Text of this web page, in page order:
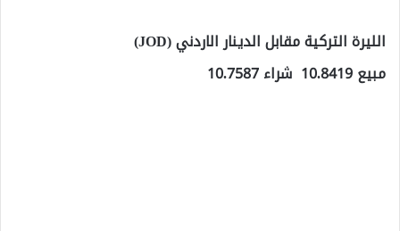
الليرة التركية مقابل الدينار الاردني (JOD)
مبيع 10.8419 شراء 10.7587